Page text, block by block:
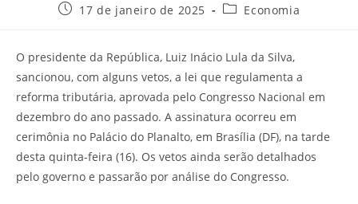
17 de janeiro de 2025 Economia
O presidente da República, Luiz Inácio Lula da Silva,
sancionou, com alguns vetos, a lei que regulamenta a
reforma tributária, aprovada pelo Congresso Nacional em
dezembro do ano passado. A assinatura ocorreu em
cerimônia no Palácio do Planalto, em Brasília (DF), na tarde
desta quinta-feira (16). Os vetos ainda serão detalhados
pelo governo e passarão por análise do Congresso.